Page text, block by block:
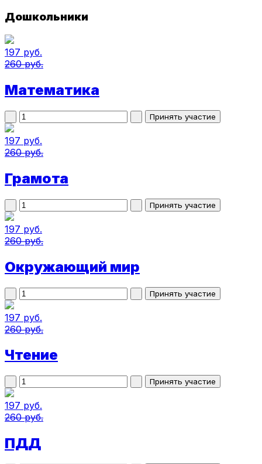
Дошкольники
197 руб.
260 руб.
Математика
197 руб.
260 руб.
Грамота
197 руб.
260 руб.
Окружающий мир
197 руб.
260 руб.
Чтение
197 руб.
260 руб.
ПДД